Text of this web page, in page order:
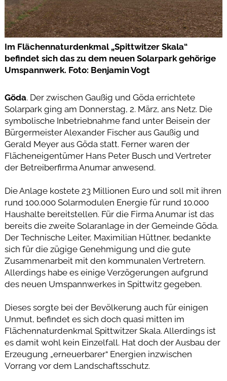
Im Flächennaturdenkmal „Spittwitzer Skala“
befindet sich das zu dem neuen Solarpark gehörige
Umspannwerk. Foto: Benjamin Vogt
Göda. Der zwischen Gaußig und Göda errichtete
Solarpark ging am Donnerstag, 2. März, ans Netz. Die
symbolische Inbetriebnahme fand unter Beisein der
Bürgermeister Alexander Fischer aus Gaußig und
Gerald Meyer aus Göda statt. Ferner waren der
Flächeneigentümer Hans Peter Busch und Vertreter
der Betreiberfirma Anumar anwesend.
Die Anlage kostete 23 Millionen Euro und soll mit ihren
rund 100.000 Solarmodulen Energie für rund 10.000
Haushalte bereitstellen. Für die Firma Anumar ist das
bereits die zweite Solaranlage in der Gemeinde Göda.
Der Technische Leiter, Maximilian Hüttner, bedankte
sich für die zügige Genehmigung und die gute
Zusammenarbeit mit den kommunalen Vertretern.
Allerdings habe es einige Verzögerungen aufgrund
des neuen Umspannwerkes in Spittwitz gegeben.
Dieses sorgte bei der Bevölkerung auch für einigen
Unmut, befindet es sich doch quasi mitten im
Flächennaturdenkmal Spittwitzer Skala. Allerdings ist
es damit wohl kein Einzelfall. Hat doch der Ausbau der
Erzeugung „erneuerbarer“ Energien inzwischen
Vorrang vor dem Landschaftsschutz.